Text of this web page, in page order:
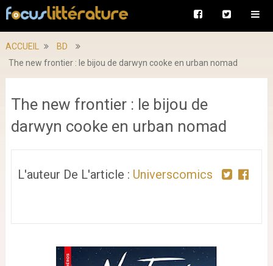
ACCUEIL
BD
The new frontier : le bijou de darwyn cooke en urban nomad
The new frontier : le bijou de
darwyn cooke en urban nomad
L'auteur De L'article : Universcomics